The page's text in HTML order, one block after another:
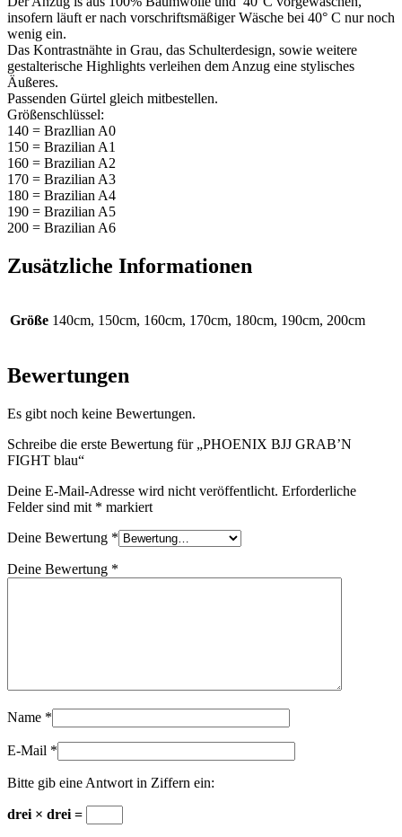
insofern läuft er nach vorschriftsmäßiger Wäsche bei 40° C nur noch
wenig ein.
Das Kontrastnähte in Grau, das Schulterdesign, sowie weitere
gestalterische Highlights verleihen dem Anzug eine stylisches
Äußeres.
Passenden Gürtel gleich mitbestellen.
Größenschlüssel:
140 = Brazllian A0
150 = Brazilian A1
160 = Brazilian A2
170 = Brazilian A3
180 = Brazilian A4
190 = Brazilian A5
200 = Brazilian A6
Zusätzliche Informationen
Größe 140cm, 150cm, 160cm, 170cm, 180cm, 190cm, 200cm
Bewertungen
Es gibt noch keine Bewertungen.
Schreibe die erste Bewertung für „PHOENIX BJJ GRAB’N
FIGHT blau“
Deine E-Mail-Adresse wird nicht veröffentlicht. Erforderliche
Felder sind mit * markiert
Deine Bewertung *
Deine Bewertung *
Name *
E-Mail *
Bitte gib eine Antwort in Ziffern ein:
drei × drei =